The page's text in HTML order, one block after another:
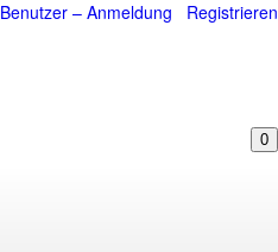
Benutzer – Anmeldung Registrieren
0